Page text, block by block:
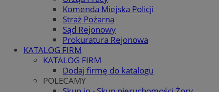
Komenda Miejska Policji
Straż Pożarna
Sąd Rejonowy
Prokuratura Rejonowa
KATALOG FIRM
KATALOG FIRM
Dodaj firmę do katalogu
POLECAMY